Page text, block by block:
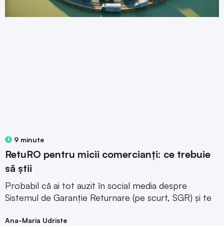
9 minute
RetuRO pentru micii comercianți: ce trebuie
să știi
Probabil că ai tot auzit în social media despre
Sistemul de Garanție Returnare (pe scurt, SGR) și te
Ana-Maria Udriste